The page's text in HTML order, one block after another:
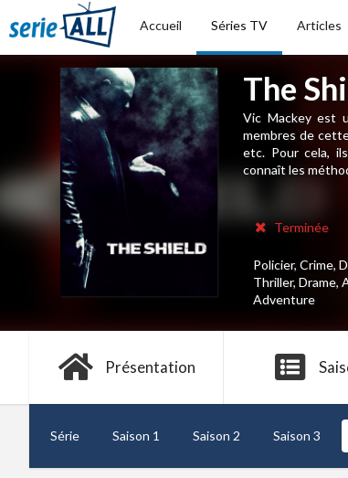
Accueil Séries TV Articles
The
Vic Mackey est
membres de
etc. Pour cela,
connaît les
Terminée
Policier, Crime,
Thriller, Drame,
Adventure
Présentation
Série Saison 1 Saison 2 Saison 3